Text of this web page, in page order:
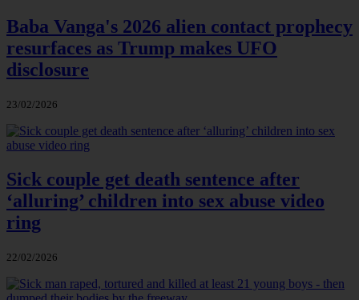
Baba Vanga's 2026 alien contact prophecy
resurfaces as Trump makes UFO
disclosure
23/02/2026
Sick couple get death sentence after
‘alluring’ children into sex abuse video
ring
22/02/2026